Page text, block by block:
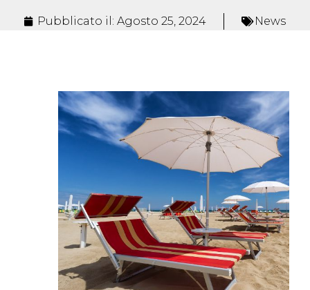
Pubblicato il: Agosto 25, 2024 News